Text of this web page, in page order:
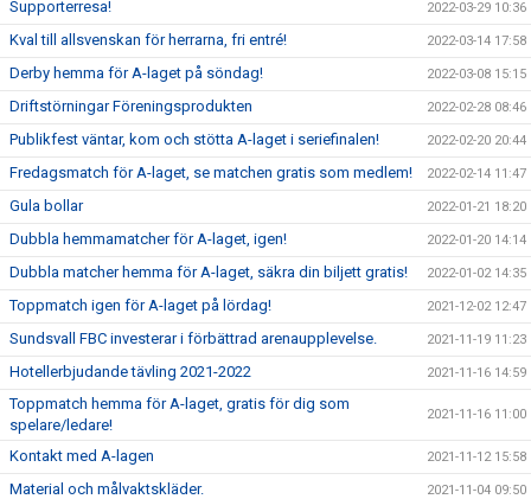
Supporterresa! 2022-03-29 10:36
Kval till allsvenskan för herrarna, fri entré! 2022-03-14 17:58
Derby hemma för A-laget på söndag! 2022-03-08 15:15
Driftstörningar Föreningsprodukten 2022-02-28 08:46
Publikfest väntar, kom och stötta A-laget i seriefinalen! 2022-02-20 20:44
Fredagsmatch för A-laget, se matchen gratis som medlem! 2022-02-14 11:47
Gula bollar 2022-01-21 18:20
Dubbla hemmamatcher för A-laget, igen! 2022-01-20 14:14
Dubbla matcher hemma för A-laget, säkra din biljett gratis! 2022-01-02 14:35
Toppmatch igen för A-laget på lördag! 2021-12-02 12:47
Sundsvall FBC investerar i förbättrad arenaupplevelse. 2021-11-19 11:23
Hotellerbjudande tävling 2021-2022 2021-11-16 14:59
Toppmatch hemma för A-laget, gratis för dig som
spelare/ledare!
2021-11-16 11:00
Kontakt med A-lagen 2021-11-12 15:58
Material och målvaktskläder. 2021-11-04 09:50